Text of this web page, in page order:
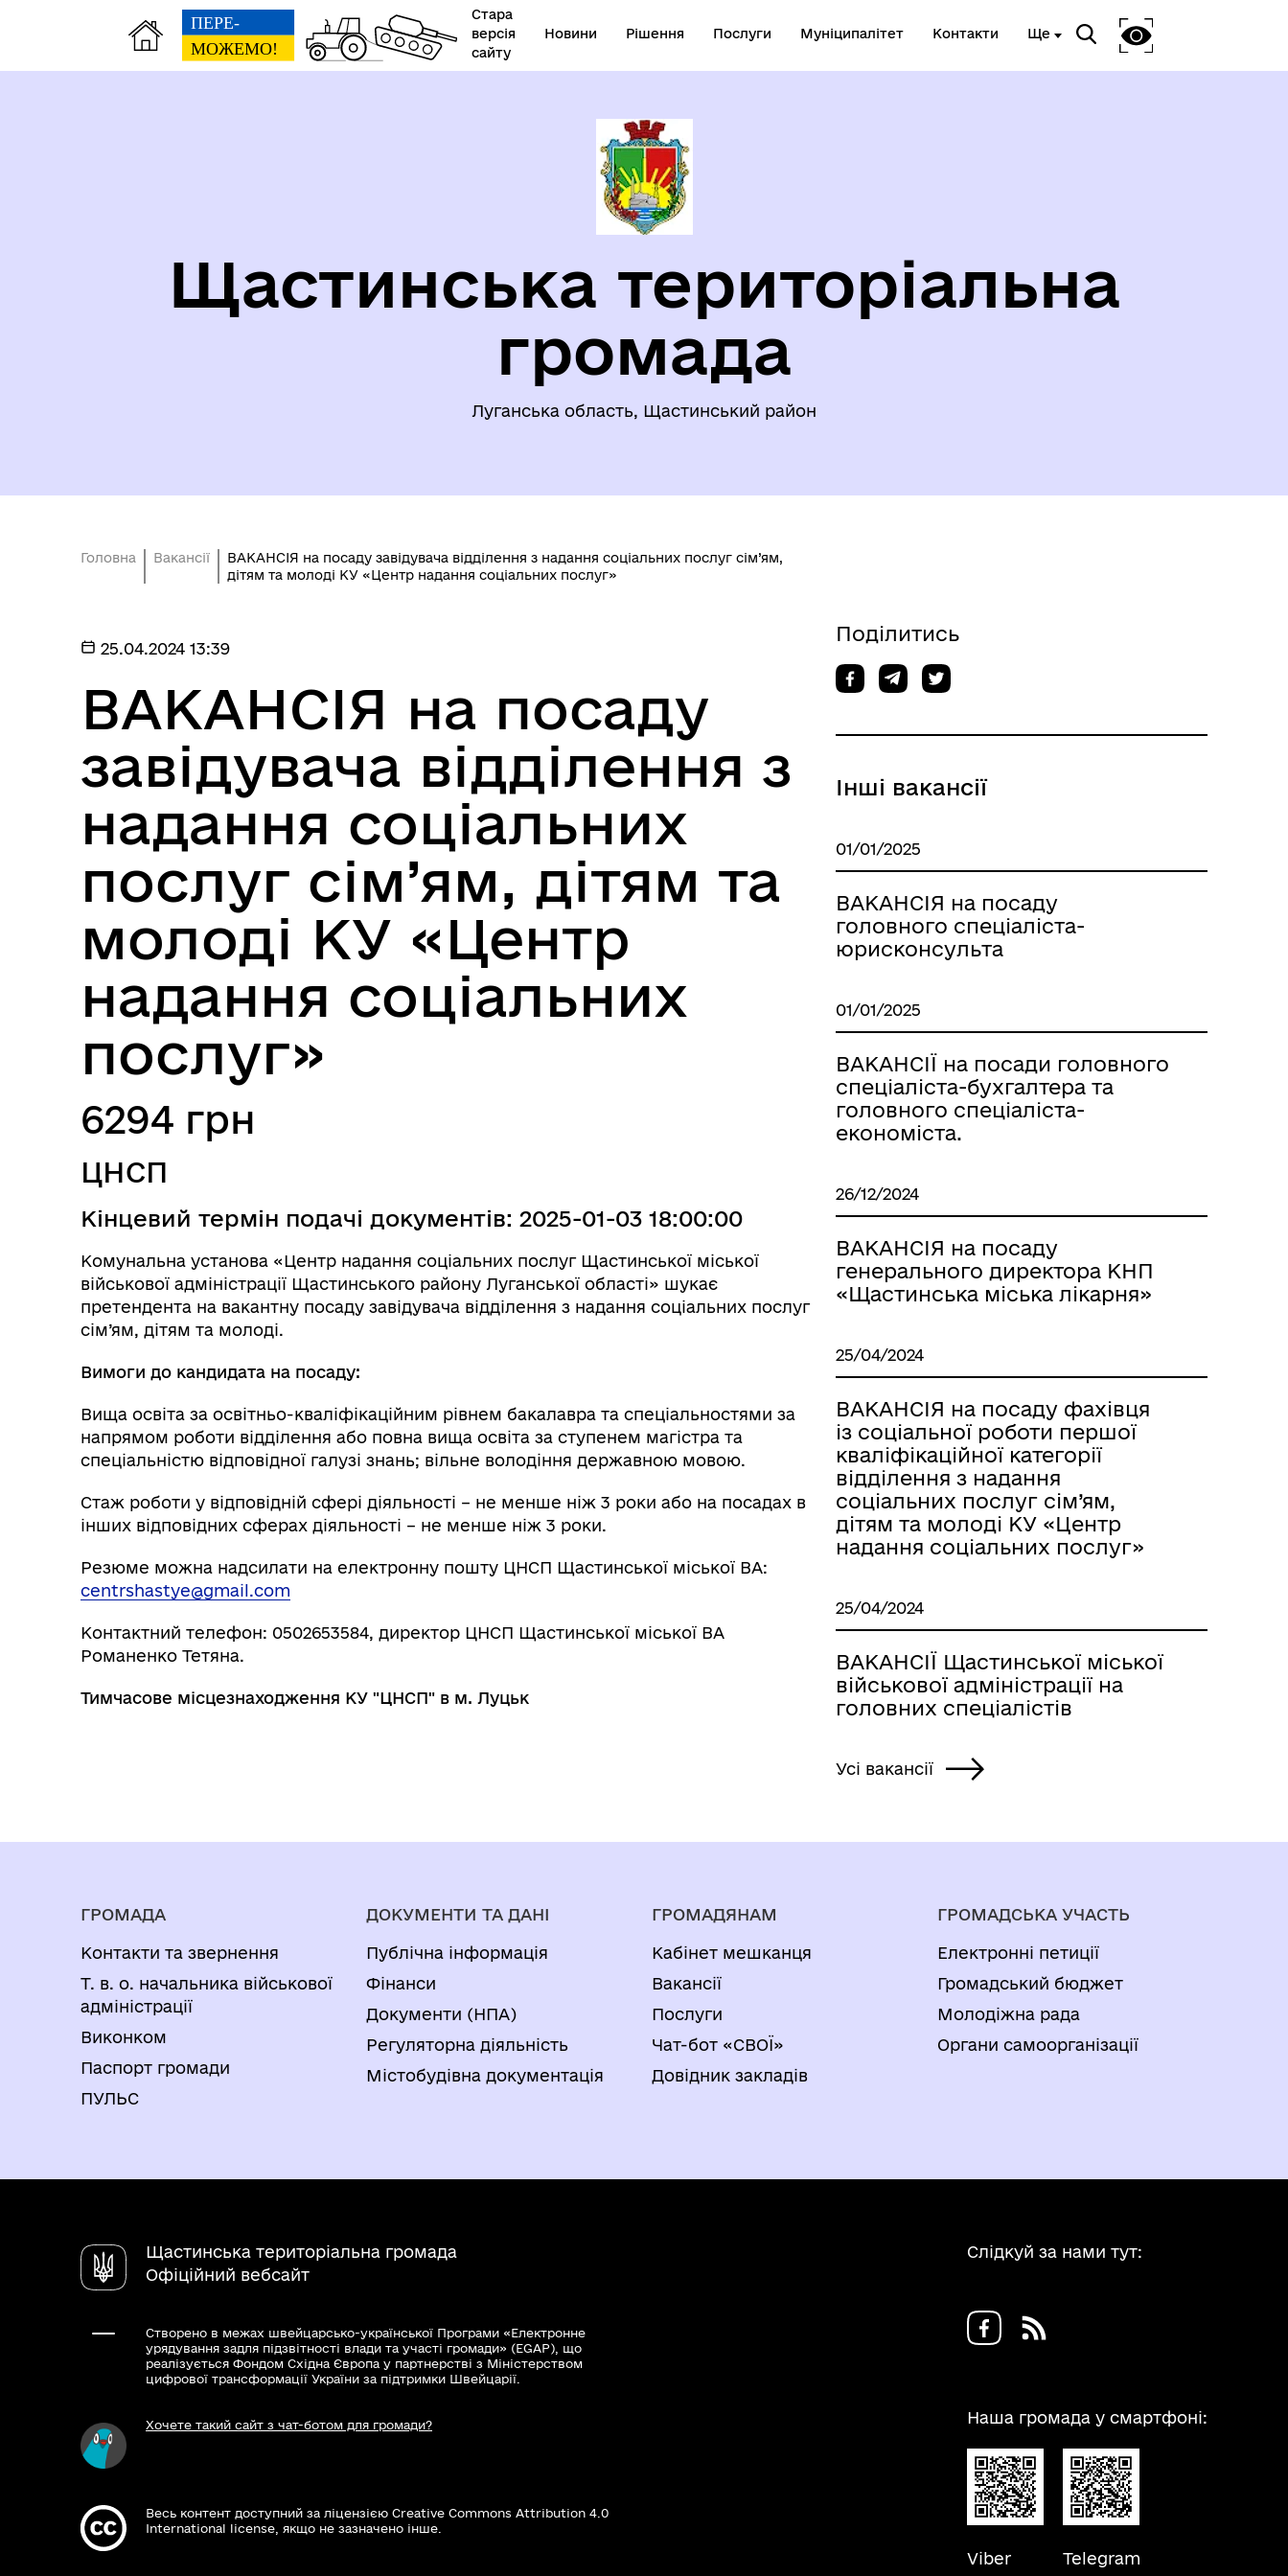
Стара
версія
сайту
Новини Рішення Послуги Муніципалітет Контакти Ще
КОНСУЛЬТАЦІЇ З
ГРОМАДСЬКІСТЮ
До уваги ВПО
ЗАПОБІГАННЯ ТА ПРОТИДІЯ
НАСИЛЬСТВУ
ЄВРОІНТЕГРАЦІЯ
ЗАПОБІГАННЯ ТА ВИЯВЛЕННЯ
КОРУПЦІЇ
Щастинська територіальна
громада
Луганська область, Щастинський район
Головна Вакансії
ВАКАНСІЯ на посаду завідувача відділення з надання соціальних послуг сім’ям,
дітям та молоді КУ «Центр надання соціальних послуг»
25.04.2024 13:39
ВАКАНСІЯ на посаду
завідувача відділення з
надання соціальних
послуг сім’ям, дітям та
молоді КУ «Центр
надання соціальних
послуг»
6294 грн
ЦНСП
Кінцевий термін подачі документів: 2025-01-03 18:00:00
Комунальна установа «Центр надання соціальних послуг Щастинської міської
військової адміністрації Щастинського району Луганської області» шукає
претендента на вакантну посаду завідувача відділення з надання соціальних послуг
сім’ям, дітям та молоді.
Вимоги до кандидата на посаду:
Вища освіта за освітньо-кваліфікаційним рівнем бакалавра та спеціальностями за
напрямом роботи відділення або повна вища освіта за ступенем магістра та
спеціальністю відповідної галузі знань; вільне володіння державною мовою.
Стаж роботи у відповідній сфері діяльності – не менше ніж 3 роки або на посадах в
інших відповідних сферах діяльності – не менше ніж 3 роки.
Резюме можна надсилати на електронну пошту ЦНСП Щастинської міської ВА:
centrshastye@gmail.com
Контактний телефон: 0502653584, директор ЦНСП Щастинської міської ВА
Романенко Тетяна.
Тимчасове місцезнаходження КУ "ЦНСП" в м. Луцьк
Поділитись
Інші вакансії
01/01/2025
ВАКАНСІЯ на посаду
головного спеціаліста-
юрисконсульта
01/01/2025
ВАКАНСІЇ на посади головного
спеціаліста-бухгалтера та
головного спеціаліста-
економіста.
26/12/2024
ВАКАНСІЯ на посаду
генерального директора КНП
«Щастинська міська лікарня»
25/04/2024
ВАКАНСІЯ на посаду фахівця
із соціальної роботи першої
кваліфікаційної категорії
відділення з надання
соціальних послуг сім’ям,
дітям та молоді КУ «Центр
надання соціальних послуг»
25/04/2024
ВАКАНСІЇ Щастинської міської
військової адміністрації на
головних спеціалістів
Усі вакансії
ГРОМАДА
Контакти та звернення
Т. в. о. начальника військової
адміністрації
Виконком
Паспорт громади
ПУЛЬС
ДОКУМЕНТИ ТА ДАНІ
Публічна інформація
Фінанси
Документи (НПА)
Регуляторна діяльність
Містобудівна документація
ГРОМАДЯНАМ
Кабінет мешканця
Вакансії
Послуги
Чат-бот «СВОЇ»
Довідник закладів
ГРОМАДСЬКА УЧАСТЬ
Електронні петиції
Громадський бюджет
Молодіжна рада
Органи самоорганізації
Щастинська територіальна громада
Офіційний вебсайт
Створено в межах швейцарсько-української Програми «Електронне
урядування задля підзвітності влади та участі громади» (EGAP), що
реалізується Фондом Східна Європа у партнерстві з Міністерством
цифрової трансформації України за підтримки Швейцарії.
Хочете такий сайт з чат-ботом для громади?
Весь контент доступний за ліцензією Creative Commons Attribution 4.0
International license, якщо не зазначено інше.
Слідкуй за нами тут:
Наша громада у смартфоні:
Viber Telegram